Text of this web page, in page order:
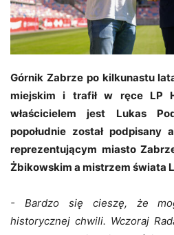
Górnik Zabrze po kilkunastu
miejskim i trafił w ręce LP
właścicielem jest Lukas
popołudnie został
reprezentującym miasto
Żbikowskim a mistrzem świata
- Bardzo się cieszę, że
historycznej chwili. Wczoraj